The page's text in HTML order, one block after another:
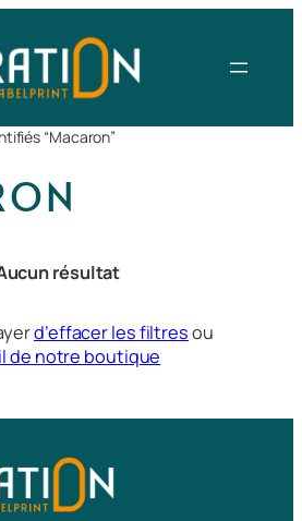
“Macaron”
résultat
d’effacer les filtresou
de notre boutique